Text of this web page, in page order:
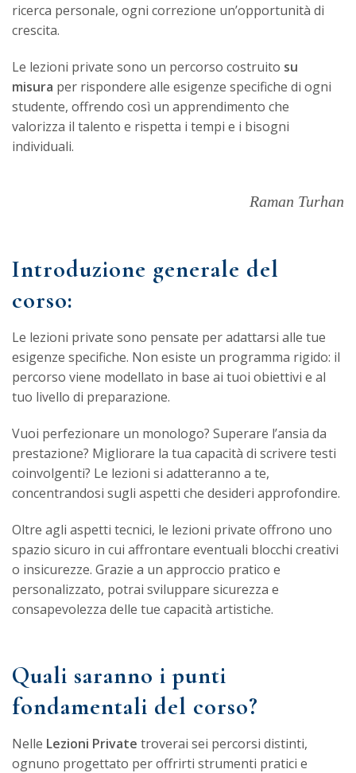
ricerca personale, ogni correzione un’opportunità di
crescita.
Le lezioni private sono un percorso costruito su
misura per rispondere alle esigenze specifiche di ogni
studente, offrendo così un apprendimento che
valorizza il talento e rispetta i tempi e i bisogni
individuali.
Raman Turhan
Introduzione generale del
corso:
Le lezioni private sono pensate per adattarsi alle tue
esigenze specifiche. Non esiste un programma rigido: il
percorso viene modellato in base ai tuoi obiettivi e al
tuo livello di preparazione.
Vuoi perfezionare un monologo? Superare l’ansia da
prestazione? Migliorare la tua capacità di scrivere testi
coinvolgenti? Le lezioni si adatteranno a te,
concentrandosi sugli aspetti che desideri approfondire.
Oltre agli aspetti tecnici, le lezioni private offrono uno
spazio sicuro in cui affrontare eventuali blocchi creativi
o insicurezze. Grazie a un approccio pratico e
personalizzato, potrai sviluppare sicurezza e
consapevolezza delle tue capacità artistiche.
Quali saranno i punti
fondamentali del corso?
Nelle Lezioni Private troverai sei percorsi distinti,
ognuno progettato per offrirti strumenti pratici e